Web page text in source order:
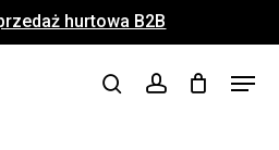
hurtowa B2B
searchaccount
Menu
Close
Menu